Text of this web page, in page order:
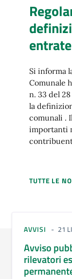
Si informa
Comunale
n. 33 del
la
comunali .
importanti
TUTTE LE
AVVISI 21
Avviso
rilevatori